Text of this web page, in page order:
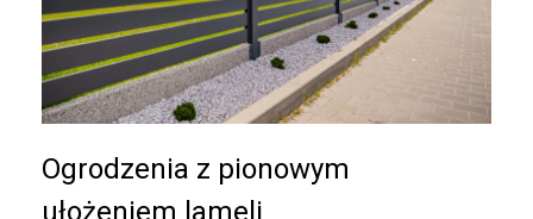
Ogrodzenia z pionowym
ułożeniem lameli